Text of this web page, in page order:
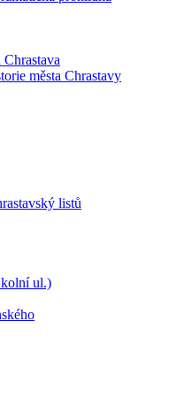
města Chrastavy
listů
ul.)